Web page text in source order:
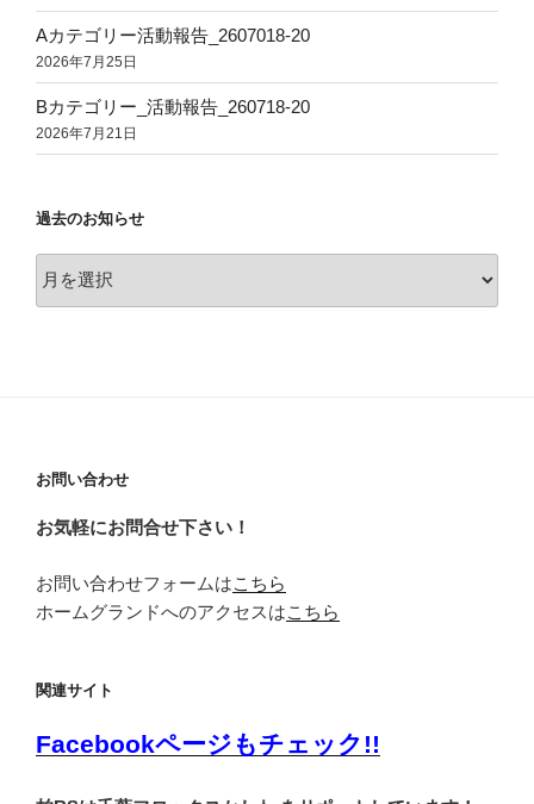
Aカテゴリー活動報告_2607018-20
2026年7月25日
Bカテゴリー_活動報告_260718-20
2026年7月21日
過去のお知らせ
去
お問い合わせ
お気軽にお問合せ下さい！
お問い合わせフォームはこちら
ホームグランドへのアクセスはこちら
関連サイト
Facebookページもチェック!!